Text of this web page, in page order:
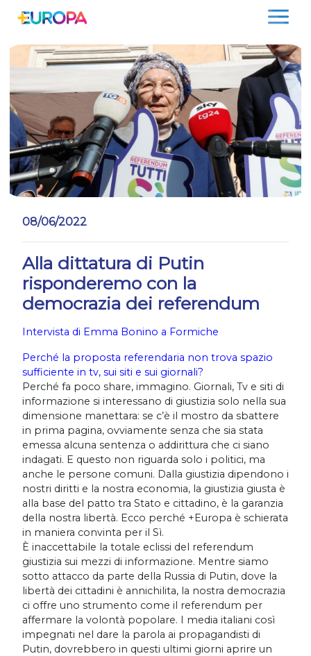
08/06/2022
Alla dittatura di Putin
risponderemo con la
democrazia dei referendum
Intervista di Emma Bonino a Formiche
Perché la proposta referendaria non trova spazio
sufficiente in tv, sui siti e sui giornali?
Perché fa poco share, immagino. Giornali, Tv e siti di
informazione si interessano di giustizia solo nella sua
dimensione manettara: se c’è il mostro da sbattere
in prima pagina, ovviamente senza che sia stata
emessa alcuna sentenza o addirittura che ci siano
indagati. E questo non riguarda solo i politici, ma
anche le persone comuni. Dalla giustizia dipendono i
nostri diritti e la nostra economia, la giustizia giusta è
alla base del patto tra Stato e cittadino, è la garanzia
della nostra libertà. Ecco perché +Europa è schierata
in maniera convinta per il Sì.
È inaccettabile la totale eclissi del referendum
giustizia sui mezzi di informazione. Mentre siamo
sotto attacco da parte della Russia di Putin, dove la
libertà dei cittadini è annichilita, la nostra democrazia
ci offre uno strumento come il referendum per
affermare la volontà popolare. I media italiani così
impegnati nel dare la parola ai propagandisti di
Putin, dovrebbero in questi ultimi giorni aprire un